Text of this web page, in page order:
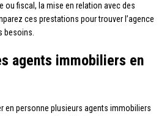
ou fiscal, la mise en relation avec des
ces prestations pour trouver l’agence
besoins.
agents immobiliers en
en personne plusieurs agents immobiliers